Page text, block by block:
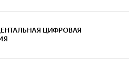
ДЕНТАЛЬНАЯ ЦИФРОВАЯ